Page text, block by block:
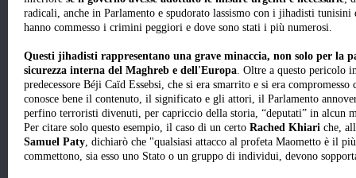
radicali, anche in Parlamento e spudorato lassismo con i jihadisti
hanno commesso i crimini peggiori e dove sono stati i più numerosi.
Questi jihadisti rappresentano una grave minaccia, non solo per la
sicurezza interna del Maghreb e dell'Europa. Oltre a questo pericolo
predecessore Béji Caïd Essebsi, che si era smarrito e si era
conosce bene il contenuto, il significato e gli attori, il Parlamento
perfino terroristi divenuti, per capriccio della storia, “deputati” in alcun
Per citare solo questo esempio, il caso di un certo Rached Khiari che,
Samuel Paty, dichiarò che "qualsiasi attacco al profeta Maometto è il
commettono, sia esso uno Stato o un gruppo di individui, devono